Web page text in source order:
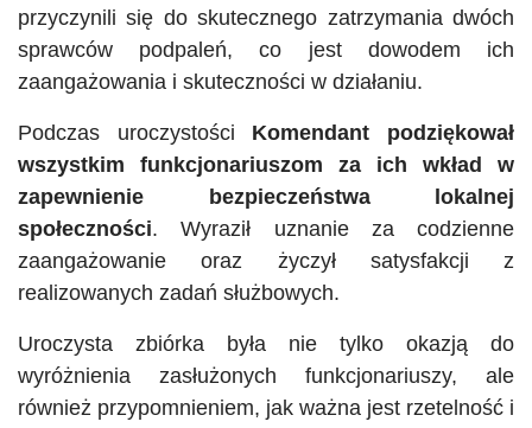
przyczynili się do skutecznego zatrzymania dwóch
sprawców podpaleń, co jest dowodem ich
zaangażowania i skuteczności w działaniu.
Podczas uroczystości Komendant podziękował
wszystkim funkcjonariuszom za ich wkład w
zapewnienie bezpieczeństwa lokalnej
społeczności. Wyraził uznanie za codzienne
zaangażowanie oraz życzył satysfakcji z
realizowanych zadań służbowych.
Uroczysta zbiórka była nie tylko okazją do
wyróżnienia zasłużonych funkcjonariuszy, ale
również przypomnieniem, jak ważna jest rzetelność i